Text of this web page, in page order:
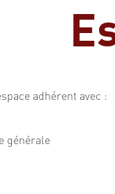
adhérent avec :
générale